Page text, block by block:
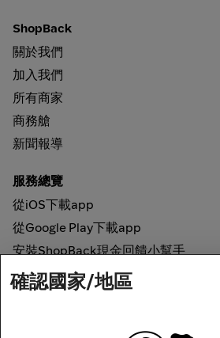
ShopBack
關於我們
加入我們
所有商家
商務艙
新聞報導
服務總覽
從iOS下載app
從Google Play下載app
安裝ShopBack現金回饋小幫手
如何運作
確認國家/地區